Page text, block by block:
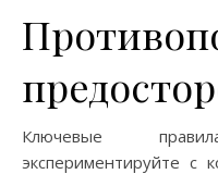
Ключевые
экспериментируйте с